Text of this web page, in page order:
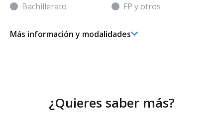
Bachillerato
FP y otros
Más información y modalidades
Educación Primaria
Educación Primaria - Diurno (Presencial)
¿Quieres saber más?